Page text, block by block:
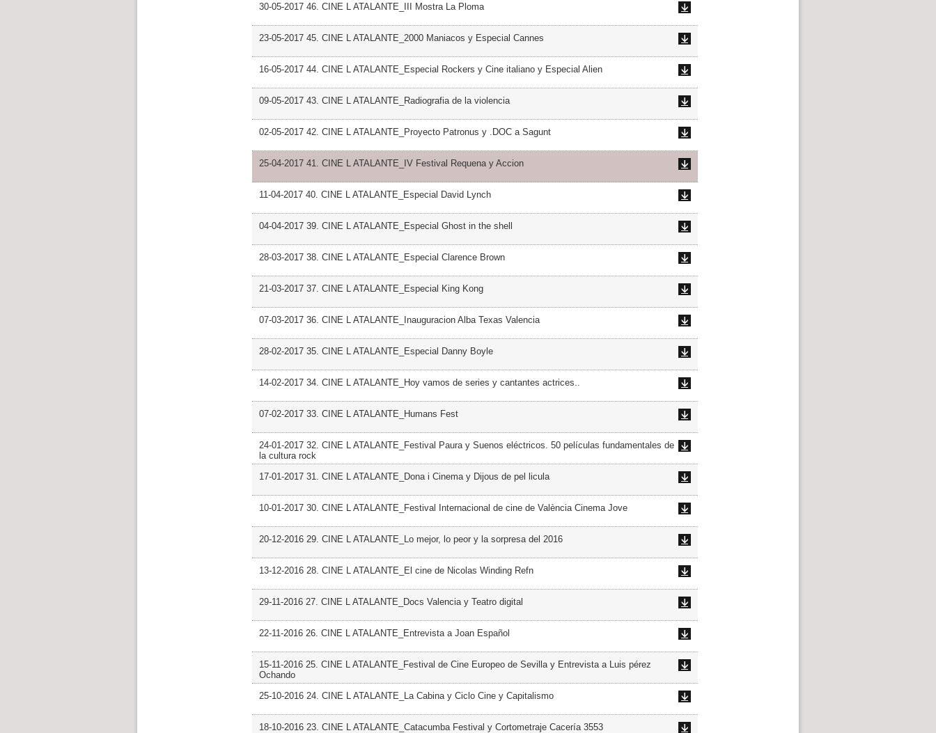
30-05-2017 46. CINE L ATALANTE_III Mostra La Ploma
23-05-2017 45. CINE L ATALANTE_2000 Maniacos y Especial Cannes
16-05-2017 44. CINE L ATALANTE_Especial Rockers y Cine italiano y Especial Alien
09-05-2017 43. CINE L ATALANTE_Radiografia de la violencia
02-05-2017 42. CINE L ATALANTE_Proyecto Patronus y .DOC a Sagunt
25-04-2017 41. CINE L ATALANTE_IV Festival Requena y Accion
11-04-2017 40. CINE L ATALANTE_Especial David Lynch
04-04-2017 39. CINE L ATALANTE_Especial Ghost in the shell
28-03-2017 38. CINE L ATALANTE_Especial Clarence Brown
21-03-2017 37. CINE L ATALANTE_Especial King Kong
07-03-2017 36. CINE L ATALANTE_Inauguracion Alba Texas Valencia
28-02-2017 35. CINE L ATALANTE_Especial Danny Boyle
14-02-2017 34. CINE L ATALANTE_Hoy vamos de series y cantantes actrices..
07-02-2017 33. CINE L ATALANTE_Humans Fest
24-01-2017 32. CINE L ATALANTE_Festival Paura y Suenos eléctricos. 50 películas fundamentales de
la cultura rock
17-01-2017 31. CINE L ATALANTE_Dona i Cinema y Dijous de pel licula
10-01-2017 30. CINE L ATALANTE_Festival Internacional de cine de València Cinema Jove
20-12-2016 29. CINE L ATALANTE_Lo mejor, lo peor y la sorpresa del 2016
13-12-2016 28. CINE L ATALANTE_El cine de Nicolas Winding Refn
29-11-2016 27. CINE L ATALANTE_Docs Valencia y Teatro digital
22-11-2016 26. CINE L ATALANTE_Entrevista a Joan Español
15-11-2016 25. CINE L ATALANTE_Festival de Cine Europeo de Sevilla y Entrevista a Luis pérez
Ochando
25-10-2016 24. CINE L ATALANTE_La Cabina y Ciclo Cine y Capitalismo
18-10-2016 23. CINE L ATALANTE_Catacumba Festival y Cortometraje Cacería 3553